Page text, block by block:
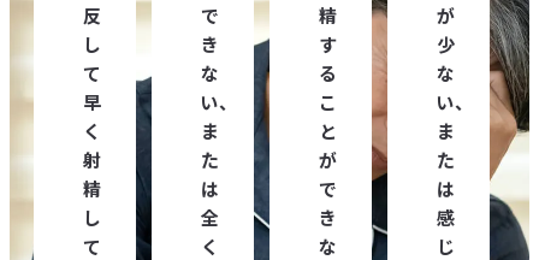
反
し
て
早
く
射
精
し
て
で
き
な
い、
ま
た
は
全
く
精
す
る
こ
と
が
で
き
な
が
少
な
い、
ま
た
は
感
じ